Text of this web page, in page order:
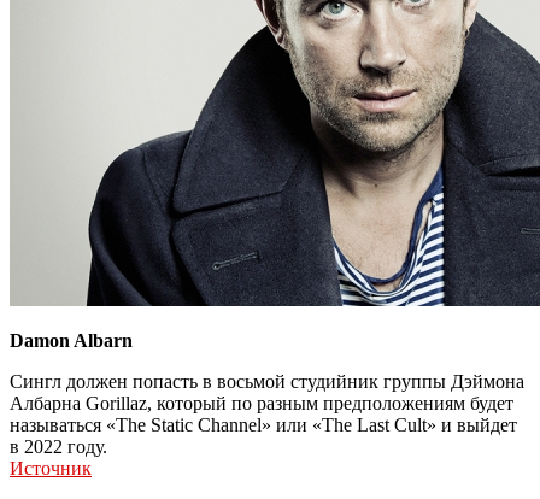
Damon Albarn
Сингл должен попасть в восьмой студийник группы Дэймона
Албарна Gorillaz, который по разным предположениям будет
называться «The Static Channel» или «The Last Cult» и выйдет
в 2022 году.
Источник